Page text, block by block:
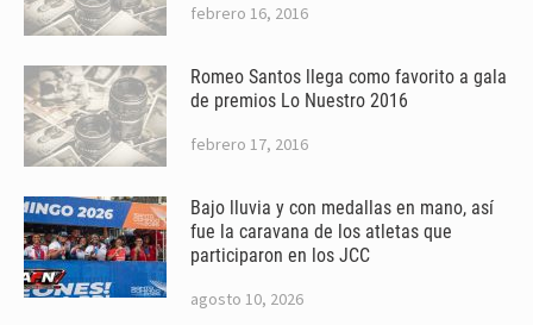
febrero 16, 2016
Romeo Santos llega como favorito a gala
de premios Lo Nuestro 2016
febrero 17, 2016
Bajo lluvia y con medallas en mano, así
fue la caravana de los atletas que
participaron en los JCC
agosto 10, 2026